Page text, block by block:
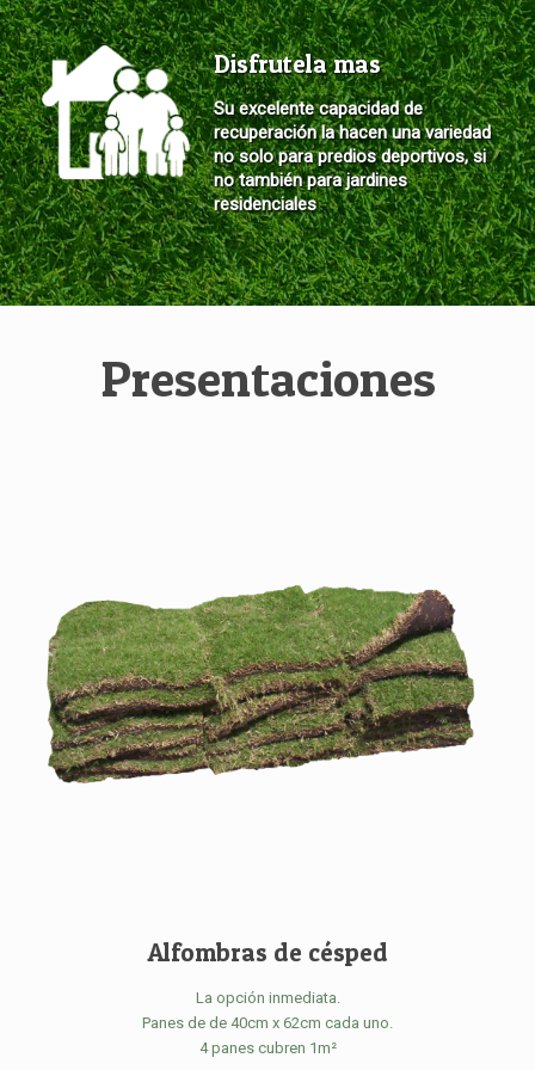
Disfrutela mas
Su excelente capacidad de
recuperación la hacen una variedad
no solo para predios deportivos, si
no también para jardines
residenciales
Presentaciones
Alfombras de césped
La opción inmediata.
Panes de de 40cm x 62cm cada uno.
4 panes cubren 1m²